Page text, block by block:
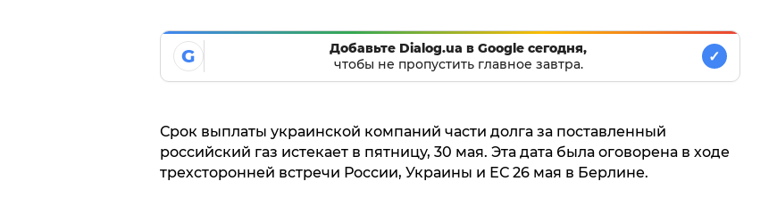
G
Добавьте Dialog.ua в Google сегодня,
чтобы не пропустить главное завтра.
✓
Срок выплаты украинской компаний части долга за поставленный
российский газ истекает в пятницу, 30 мая. Эта дата была оговорена в ходе
трехсторонней встречи России, Украины и ЕС 26 мая в Берлине.